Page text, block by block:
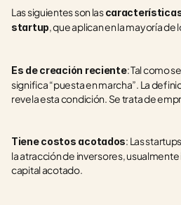
Las siguientes son las
startup, que aplican en la mayoría de
Es de creación reciente: Tal como
significa “puesta en marcha”. La
revela esta condición. Se trata de
Tiene costos acotados: Las
la atracción de inversores,
capital acotado.